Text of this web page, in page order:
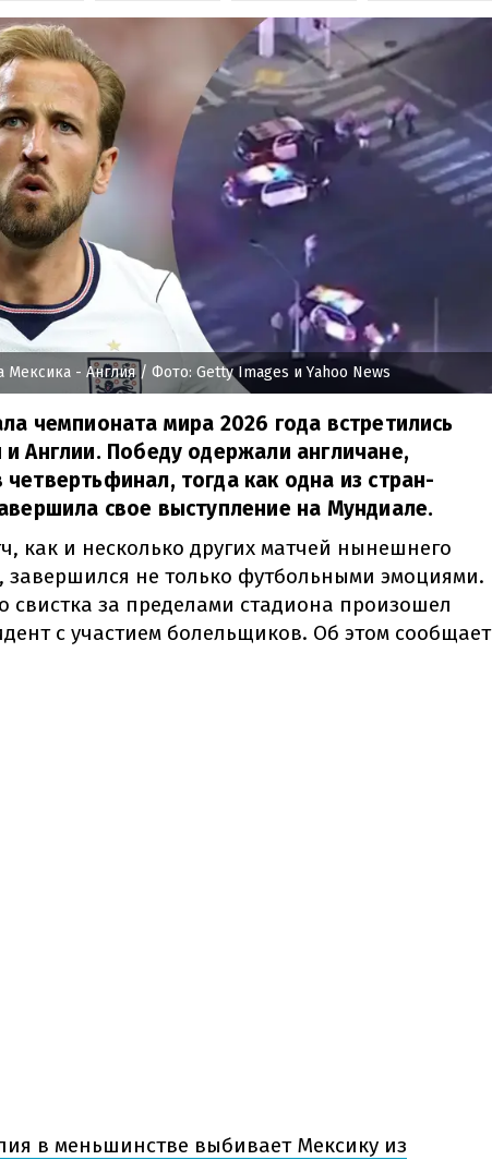
Мексика - Англия/ Фото: Getty Images и Yahoo News
чемпионата мира 2026 года встретились
Англии. Победу одержали англичане,
тогда как одна из стран-
свое выступление на Мундиале.
как и несколько других матчей нынешнего
завершился не только футбольными эмоциями.
свистка за пределами стадиона произошел
с участием болельщиков. Об этом сообщает
в меньшинстве выбивает Мексику из